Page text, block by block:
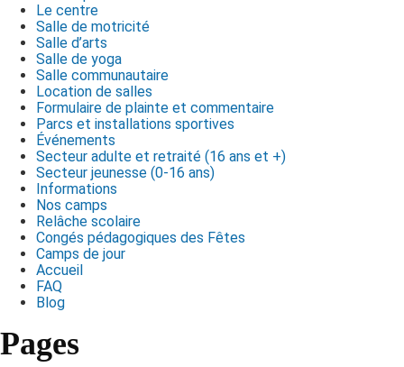
Le centre
Salle de motricité
Salle d’arts
Salle de yoga
Salle communautaire
Location de salles
Formulaire de plainte et commentaire
Parcs et installations sportives
Événements
Secteur adulte et retraité (16 ans et +)
Secteur jeunesse (0-16 ans)
Informations
Nos camps
Relâche scolaire
Congés pédagogiques des Fêtes
Camps de jour
Accueil
FAQ
Blog
Pages